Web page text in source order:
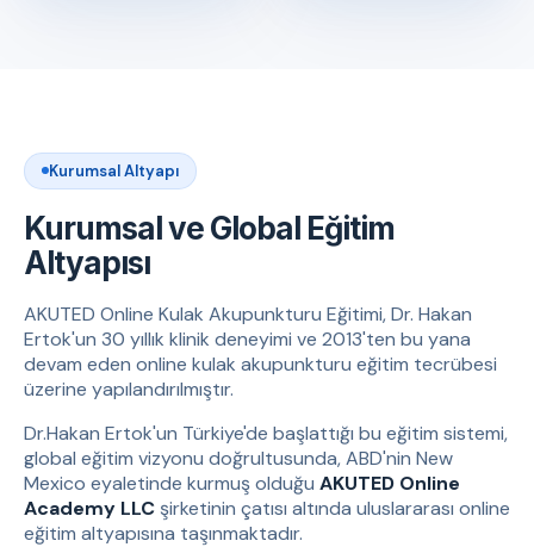
Kurumsal Altyapı
Kurumsal ve Global Eğitim
Altyapısı
AKUTED Online Kulak Akupunkturu Eğitimi, Dr. Hakan
Ertok'un 30 yıllık klinik deneyimi ve 2013'ten bu yana
devam eden online kulak akupunkturu eğitim tecrübesi
üzerine yapılandırılmıştır.
Dr.Hakan Ertok'un Türkiye'de başlattığı bu eğitim sistemi,
global eğitim vizyonu doğrultusunda, ABD'nin New
Mexico eyaletinde kurmuş olduğu AKUTED Online
Academy LLC şirketinin çatısı altında uluslararası online
eğitim altyapısına taşınmaktadır.